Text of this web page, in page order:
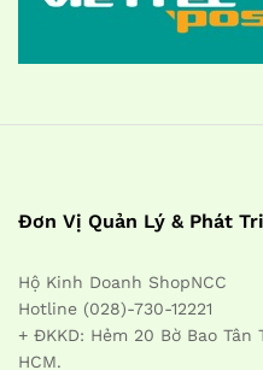
Đơn Vị Quản Lý & Phát
Hộ Kinh Doanh ShopNCC
Hotline (028)-730-12221
+ ĐKKD: Hẻm 20 Bờ Bao Tân
HCM.